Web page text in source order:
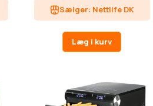
Sælger: Nettlife DK
Læg i kurv